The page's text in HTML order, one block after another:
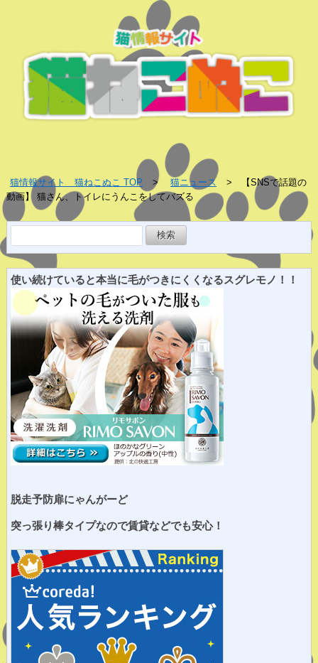
猫情報サイト 猫ねこぬこ TOP 猫ニュース
【SNSで話題の
動画】 猫さん、トイレにうんこをしてバズる
索:
使い続けていると本当に毛がつきにくくなるスグレモノ！！
脱走予防扉にゃんがーど
突っ張り棒タイプなので賃貸などでも安心！